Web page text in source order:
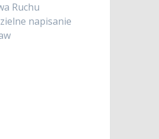
Ruchu
napisanie